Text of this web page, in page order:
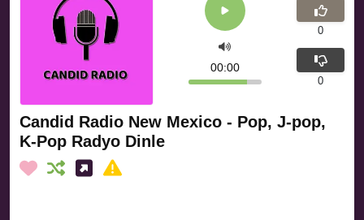
Candid Radio New Mexico - Pop, J-pop,
K-Pop Radyo Dinle
00:00
0
0